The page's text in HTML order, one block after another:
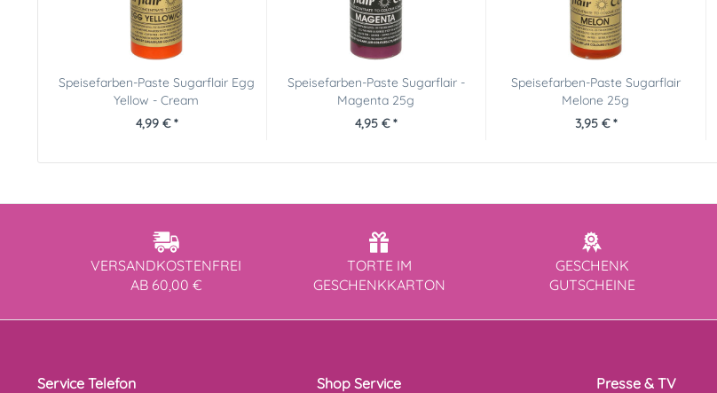
Speisefarben-Paste Sugarflair Egg
Yellow - Cream
4,99 € *
Speisefarben-Paste Sugarflair -
Magenta 25g
4,95 € *
Speisefarben-Paste Sugarflair
Melone 25g
3,95 € *
VERSANDKOSTENFREI
AB 60,00 €
TORTE IM
GESCHENKKARTON
GESCHENK
GUTSCHEINE
Service Telefon
Shop Service
Presse & TV